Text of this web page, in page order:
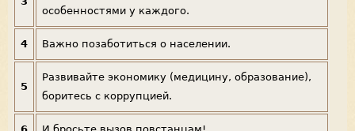
особенностями у каждого.
4 Важно позаботиться о населении.
5
Развивайте экономику (медицину, образование),
боритесь с коррупцией.